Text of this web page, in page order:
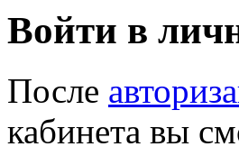
Войти в
После
кабинета вы